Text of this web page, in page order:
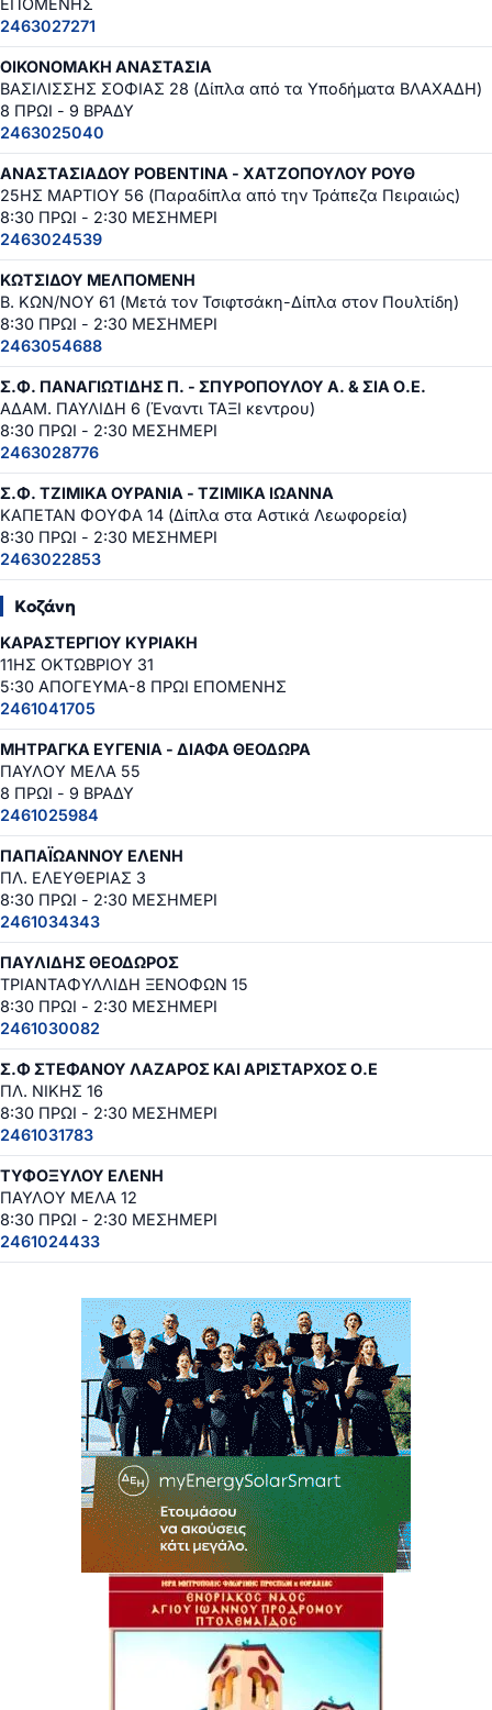
2463027271
ΟΙΚΟΝΟΜΑΚΗ ΑΝΑΣΤΑΣΙΑ
ΒΑΣΙΛΙΣΣΗΣ ΣΟΦΙΑΣ 28 (Δίπλα από τα Υποδήματα ΒΛΑΧΑΔΗ)
8 ΠΡΩΙ - 9 ΒΡΑΔΥ
2463025040
ΑΝΑΣΤΑΣΙΑΔΟΥ ΡΟΒΕΝΤΙΝΑ - ΧΑΤΖΟΠΟΥΛΟΥ ΡΟΥΘ
25ΗΣ ΜΑΡΤΙΟΥ 56 (Παραδίπλα από την Τράπεζα Πειραιώς)
8:30 ΠΡΩΙ - 2:30 ΜΕΣΗΜΕΡΙ
2463024539
ΚΩΤΣΙΔΟΥ ΜΕΛΠΟΜΕΝΗ
Β. ΚΩΝ/ΝΟΥ 61 (Μετά τον Τσιφτσάκη-Δίπλα στον Πουλτίδη)
8:30 ΠΡΩΙ - 2:30 ΜΕΣΗΜΕΡΙ
2463054688
Σ.Φ. ΠΑΝΑΓΙΩΤΙΔΗΣ Π. - ΣΠΥΡΟΠΟΥΛΟΥ Α. & ΣΙΑ Ο.Ε.
ΑΔΑΜ. ΠΑΥΛΙΔΗ 6 (Έναντι ΤΑΞΙ κεντρου)
8:30 ΠΡΩΙ - 2:30 ΜΕΣΗΜΕΡΙ
2463028776
Σ.Φ. ΤΖΙΜΙΚΑ ΟΥΡΑΝΙΑ - ΤΖΙΜΙΚΑ ΙΩΑΝΝΑ
ΚΑΠΕΤΑΝ ΦΟΥΦΑ 14 (Δίπλα στα Αστικά Λεωφορεία)
8:30 ΠΡΩΙ - 2:30 ΜΕΣΗΜΕΡΙ
2463022853
Κοζάνη
ΚΑΡΑΣΤΕΡΓΙΟΥ ΚΥΡΙΑΚΗ
11ΗΣ ΟΚΤΩΒΡΙΟΥ 31
5:30 ΑΠΟΓΕΥΜΑ-8 ΠΡΩΙ ΕΠΟΜΕΝΗΣ
2461041705
ΜΗΤΡΑΓΚΑ ΕΥΓΕΝΙΑ - ΔΙΑΦΑ ΘΕΟΔΩΡΑ
ΠΑΥΛΟΥ ΜΕΛΑ 55
8 ΠΡΩΙ - 9 ΒΡΑΔΥ
2461025984
ΠΑΠΑΪΩΑΝΝΟΥ ΕΛΕΝΗ
ΠΛ. ΕΛΕΥΘΕΡΙΑΣ 3
8:30 ΠΡΩΙ - 2:30 ΜΕΣΗΜΕΡΙ
2461034343
ΠΑΥΛΙΔΗΣ ΘΕΟΔΩΡΟΣ
ΤΡΙΑΝΤΑΦΥΛΛΙΔΗ ΞΕΝΟΦΩΝ 15
8:30 ΠΡΩΙ - 2:30 ΜΕΣΗΜΕΡΙ
2461030082
Σ.Φ ΣΤΕΦΑΝΟΥ ΛΑΖΑΡΟΣ ΚΑΙ ΑΡΙΣΤΑΡΧΟΣ Ο.Ε
ΠΛ. ΝΙΚΗΣ 16
8:30 ΠΡΩΙ - 2:30 ΜΕΣΗΜΕΡΙ
2461031783
ΤΥΦΟΞΥΛΟΥ ΕΛΕΝΗ
ΠΑΥΛΟΥ ΜΕΛΑ 12
8:30 ΠΡΩΙ - 2:30 ΜΕΣΗΜΕΡΙ
2461024433